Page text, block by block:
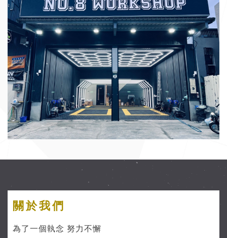
關於我們
為了一個執念 努力不懈